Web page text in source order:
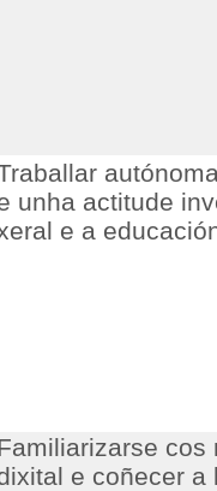
unha actitude
e a
cos
e coñecer a